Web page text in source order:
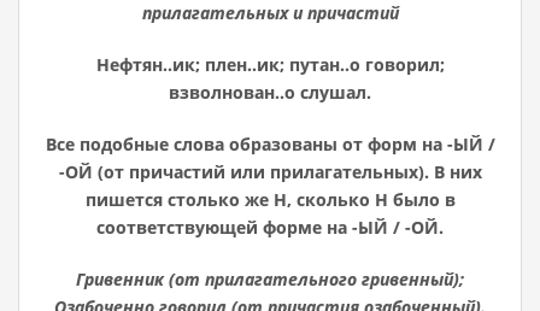
прилагательных и причастий
Нефтян..ик; плен..ик; путан..о говорил;
взволнован..о слушал.
Все подобные слова образованы от форм на -ЫЙ /
-ОЙ (от причастий или прилагательных). В них
пишется столько же Н, сколько Н было в
соответствующей форме на -ЫЙ / -ОЙ.
Гривенник (от прилагательного гривенный);